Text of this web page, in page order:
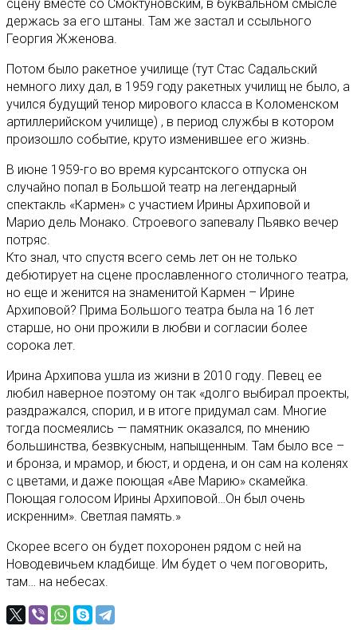
сцену вместе со Смоктуновским, в буквальном смысле
держась за его штаны. Там же застал и ссыльного
Георгия Жженова.
Потом было ракетное училище (тут Стас Садальский
немного лиху дал, в 1959 году ракетных училищ не было, а
учился будущий тенор мирового класса в Коломенском
артиллерийском училище) , в период службы в котором
произошло событие, круто изменившее его жизнь.
В июне 1959-го во время курсантского отпуска он
случайно попал в Большой театр на легендарный
спектакль «Кармен» с участием Ирины Архиповой и
Марио дель Монако. Строевого запевалу Пьявко вечер
потряс.
Кто знал, что спустя всего семь лет он не только
дебютирует на сцене прославленного столичного театра,
но еще и женится на знаменитой Кармен – Ирине
Архиповой? Прима Большого театра была на 16 лет
старше, но они прожили в любви и согласии более
сорока лет.
Ирина Архипова ушла из жизни в 2010 году. Певец ее
любил наверное поэтому он так «долго выбирал проекты,
раздражался, спорил, и в итоге придумал сам. Многие
тогда посмеялись — памятник оказался, по мнению
большинства, безвкусным, напыщенным. Там было все –
и бронза, и мрамор, и бюст, и ордена, и он сам на коленях
с цветами, и даже поющая «Аве Марию» скамейка.
Поющая голосом Ирины Архиповой…Он был очень
искренним». Светлая память.»
Скорее всего он будет похоронен рядом с ней на
Новодевичьем кладбище. Им будет о чем поговорить,
там… на небесах.